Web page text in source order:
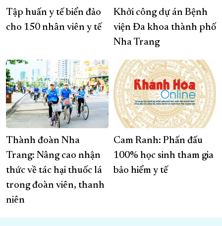
Tập huấn y tế biển đảo
cho 150 nhân viên y tế
Khởi công dự án Bệnh
viện Đa khoa thành phố
Nha Trang
Thành đoàn Nha
Trang: Nâng cao nhận
thức về tác hại thuốc lá
trong đoàn viên, thanh
niên
Cam Ranh: Phấn đấu
100% học sinh tham gia
bảo hiểm y tế